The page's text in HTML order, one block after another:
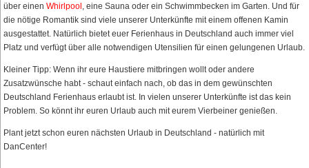
über einen Whirlpool , eine Sauna oder ein Schwimmbecken im Garten. Und für
die nötige Romantik sind viele unserer Unterkünfte mit einem offenen Kamin
ausgestattet. Natürlich bietet euer Ferienhaus in Deutschland auch immer viel
Platz und verfügt über alle notwendigen Utensilien für einen gelungenen Urlaub.
Kleiner Tipp: Wenn ihr eure Haustiere mitbringen wollt oder andere
Zusatzwünsche habt - schaut einfach nach, ob das in dem gewünschten
Deutschland Ferienhaus erlaubt ist. In vielen unserer Unterkünfte ist das kein
Problem. So könnt ihr euren Urlaub auch mit eurem Vierbeiner genießen.
Plant jetzt schon euren nächsten Urlaub in Deutschland - natürlich mit
DanCenter!